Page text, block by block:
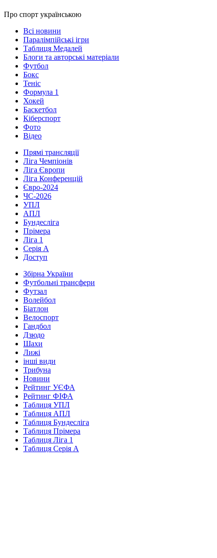
Про спорт українською
Всі новини
Паралімпійські ігри
Таблиця Медалей
Блоги та авторські матеріали
Футбол
Бокс
Теніс
Формула 1
Хокей
Баскетбол
Кіберспорт
Фото
Відео
Прямі трансляції
Ліга Чемпіонів
Ліга Європи
Ліга Конференцій
Євро-2024
ЧС-2026
УПЛ
АПЛ
Бундесліга
Прімера
Ліга 1
Серія А
Доступ
Збірна України
Футбольні трансфери
Футзал
Волейбол
Біатлон
Велоспорт
Гандбол
Дзюдо
Шахи
Лижі
інші види
Трибуна
Новини
Рейтинг УЄФА
Рейтинг ФІФА
Таблиця УПЛ
Таблиця АПЛ
Таблиця Бундесліга
Таблиця Прімера
Таблиця Ліга 1
Таблиця Серія А